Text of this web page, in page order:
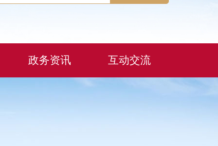
政务资讯 互动交流